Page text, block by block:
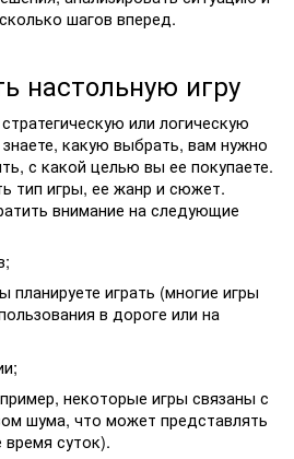
шагов вперед.
настольную игру
или логическую
какую выбрать, вам нужно
с какой целью вы ее покупаете.
тип игры, ее жанр и сюжет.
внимание на следующие
играть (многие игры
в дороге или на
некоторые игры связаны с
шума, что может представлять
суток).